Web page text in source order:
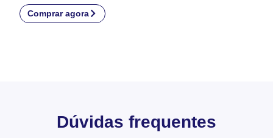
Comprar agora
Dúvidas frequentes